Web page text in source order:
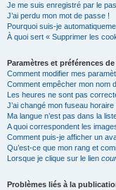
Je me suis enregistré par le
J’ai perdu mon mot de passe !
Pourquoi suis-je
À quoi sert « Supprimer les
Paramètres et préférences
Comment modifier mes
Comment empêcher mon nom
Les heures ne sont pas
J’ai changé mon fuseau
Ma langue n’est pas dans la
A quoi correspondent les
Comment puis-je afficher un
Qu’est-ce que mon rang et
Lorsque je clique sur le lien
Problèmes liés à la